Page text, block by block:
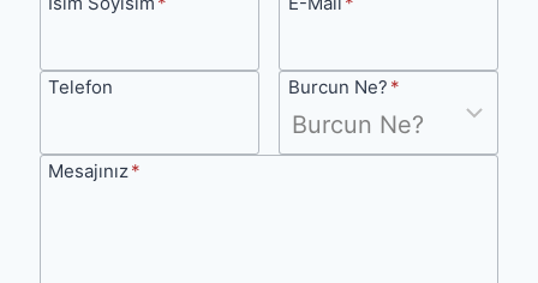
Telefon
Telefon Burcun Ne? *
Burcun
Ne?
Mesajınız*
Mesajınız